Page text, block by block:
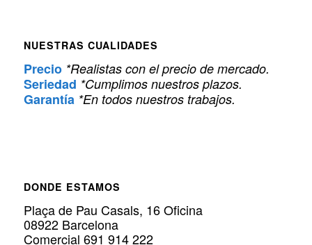
NUESTRAS CUALIDADES
Precio *Realistas con el precio de mercado.
Seriedad *Cumplimos nuestros plazos.
Garantía *En todos nuestros trabajos.
DONDE ESTAMOS
Plaça de Pau Casals, 16 Oficina
08922 Barcelona
Comercial 691 914 222